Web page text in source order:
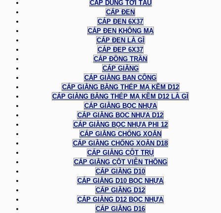
CÁP DÙNG TỜI TÀU
CÁP ĐEN
CÁP ĐEN 6X37
CÁP ĐEN KHÔNG MẠ
CÁP ĐEN LÀ GÌ
CÁP ĐEP 6X37
CÁP ĐỒNG TRẦN
CÁP GIẰNG
CÁP GIẰNG BAN CÔNG
CÁP GIẰNG BẰNG THÉP MẠ KẼM D12
CÁP GIẰNG BẰNG THÉP MẠ KẼM D12 LÀ GÌ
CÁP GIẰNG BỌC NHỰA
CÁP GIẰNG BỌC NHỰA D12
CÁP GIẰNG BỌC NHỰA PHI 12
CÁP GIẰNG CHỐNG XOẮN
CÁP GIẰNG CHỐNG XOẮN D18
CÁP GIẰNG CỘT TRỤ
CÁP GIẰNG CỘT VIỄN THÔNG
CÁP GIẰNG D10
CÁP GIẰNG D10 BỌC NHỰA
CÁP GIẰNG D12
CÁP GIẰNG D12 BỌC NHỰA
CÁP GIẰNG D16